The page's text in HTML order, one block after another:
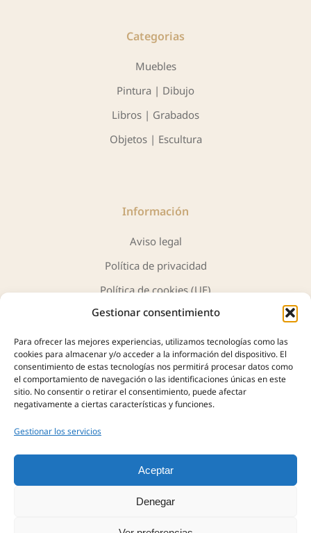
Gestionar consentimiento
Para ofrecer las mejores experiencias, utilizamos tecnologías como las
cookies para almacenar y/o acceder a la información del dispositivo. El
consentimiento de estas tecnologías nos permitirá procesar datos como
el comportamiento de navegación o las identificaciones únicas en este
sitio. No consentir o retirar el consentimiento, puede afectar
negativamente a ciertas características y funciones.
Gestionar los servicios
Aceptar
Denegar
Categorias
Muebles
Pintura | Dibujo
Libros | Grabados
Objetos | Escultura
Información
Aviso legal
Política de privacidad
Política de cookies (UE)
JH Antigüedades y Arteofrece una cuidada selección de
piezas únicas, obras de arte y objetos con historia. Más de
40 años de experiencia nos avalan en la compra, tasación y
venta de antigüedades, siempre con profesionalidad,